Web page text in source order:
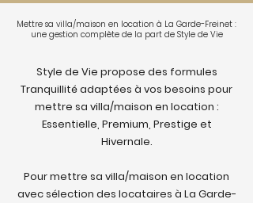
Mettre sa villa/maison en location à La Garde-Freinet :
une gestion complète de la part de Style de Vie
Style de Vie propose des formules
Tranquillité adaptées à vos besoins pour
mettre sa villa/maison en location :
Essentielle, Premium, Prestige et
Hivernale.
Pour mettre sa villa/maison en location
avec sélection des locataires à La Garde-